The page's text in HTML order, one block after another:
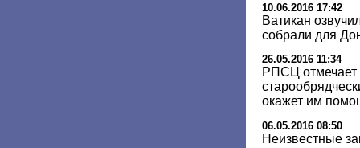
10.06.2016 17:42
Ватикан
собрали для
26.05.2016 11:34
РПСЦ отмечает
окажет им
06.05.2016 08:50
Неизвестные